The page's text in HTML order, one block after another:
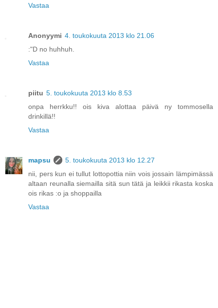
Vastaa
Anonyymi 4. toukokuuta 2013 klo 21.06
:"D no huhhuh.
Vastaa
piitu 5. toukokuuta 2013 klo 8.53
onpa herrkku!! ois kiva alottaa päivä ny tommosella
drinkillä!!
Vastaa
mapsu
5. toukokuuta 2013 klo 12.27
nii, pers kun ei tullut lottopottia niin vois jossain lämpimässä
altaan reunalla siemailla sitä sun tätä ja leikkii rikasta koska
ois rikas :o ja shoppailla
Vastaa